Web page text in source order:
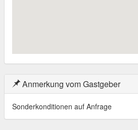
Anmerkung vom Gastgeber
Sonderkonditionen auf Anfrage